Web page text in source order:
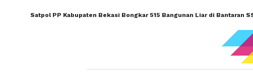
Satpol PP Kabupaten Bekasi Bongkar 515 Bangunan Liar di Bantaran